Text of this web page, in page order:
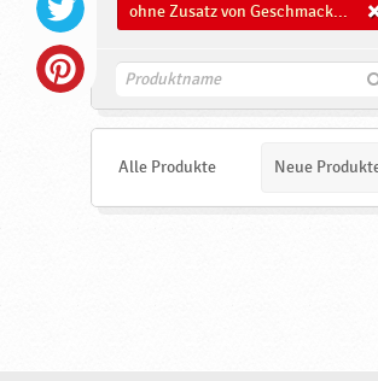
ohne Zusatz von Geschmacksverstärkern
F
e
Alle Produkte Neue